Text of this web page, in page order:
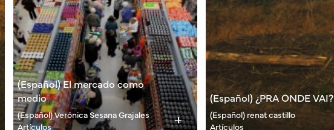
(Español) El mercado como
medio
(Español) Verónica Sesana Grajales
Artículos
add
(Español) ¿PRA ONDE VAI?
(Español) renat castillo
Artículos